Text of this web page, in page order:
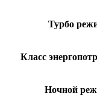
Турбо
Класс
Ночной